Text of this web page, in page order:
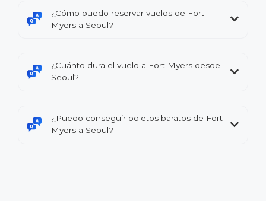
¿Cómo puedo reservar vuelos de Fort
Myers a Seoul?
¿Cuánto dura el vuelo a Fort Myers desde
Seoul?
¿Puedo conseguir boletos baratos de Fort
Myers a Seoul?